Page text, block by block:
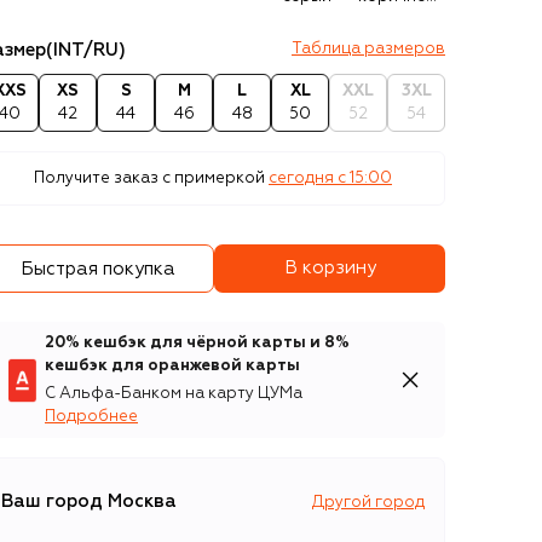
(INT/RU) Таблица размеров
40
XS
42
S
44
M
46
L
48
XL
50
XXL
52
3XL
54
Получите заказ с примеркой сегодня c 15:00
Быстрая покупка В корзину
20% кешбэк для чёрной карты и 8%
кешбэк для оранжевой карты
С Альфа-Банком на карту ЦУМа
Подробнее
Ваш город Москва Другой город